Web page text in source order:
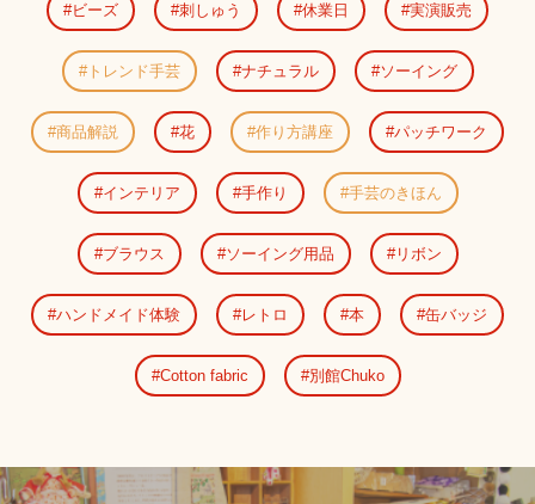
ビーズ 刺しゅう 休業日 実演販売
トレンド手芸 ナチュラル ソーイング
商品解説 花 作り方講座 パッチワーク
インテリア 手作り 手芸のきほん
ブラウス ソーイング用品 リボン
ハンドメイド体験 レトロ 本 缶バッジ
Cotton fabric 別館Chuko